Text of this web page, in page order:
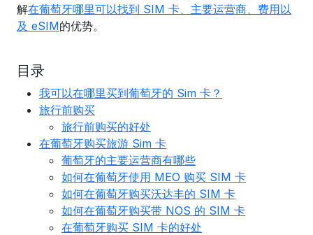
解在葡萄牙哪里可以找到 SIM 卡、主要运营商、费用以
及 eSIM的优势。
目录
我可以在哪里买到葡萄牙的 Sim 卡？
旅行前购买
旅行前购买的好处
在葡萄牙购买旅游 Sim 卡
葡萄牙的主要运营商有哪些
如何在葡萄牙使用 MEO 购买 SIM 卡
如何在葡萄牙购买沃达丰的 SIM 卡
如何在葡萄牙购买带 NOS 的 SIM 卡
在葡萄牙购买 SIM 卡的好处